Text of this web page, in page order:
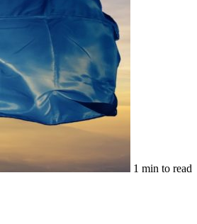
1 min to read